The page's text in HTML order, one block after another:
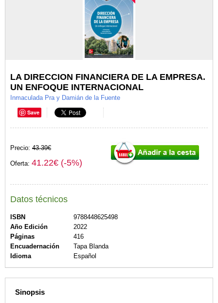
LA DIRECCION FINANCIERA DE LA EMPRESA.
UN ENFOQUE INTERNACIONAL
Inmaculada Pra y Damián de la Fuente
Save
Precio: 43.39€
Oferta: 41.22€ (-5%)
Datos técnicos
ISBN
9788448625498
Año Edición
2022
Páginas
416
Encuadernación
Tapa Blanda
Idioma
Español
Sinopsis